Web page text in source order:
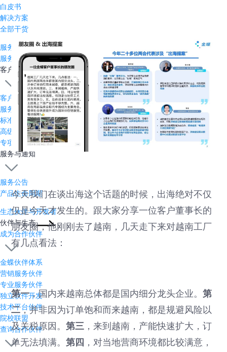
白皮书
解决方案
全部干货
服务支持
服务支持
客户成功
客户成功介绍
服务产品体系
标准成功服务
高级成功服务
专项服务
服务与通知
服务公告
产品生命周期
生态伙伴与开发者
伙伴与生态
成为合作伙伴
金蝶伙伴体系
营销服务伙伴
专业服务伙伴
独立软件开发
技术平台伙伴
院校联盟
查询合作伙伴
今天我们在谈出海这个话题的时候，出海绝对不仅
仅是今天才发生的。跟大家分享一位客户董事长的
朋友圈，他刚刚去了越南，几天走下来对越南工厂
有几点看法：
第一，国内来越南总体都是国内细分龙头企业。第
二，并非因为订单饱和而来越南，都是规避风险以
及关税原因。第三 ，来到越南，产能快速扩大，订
单无法填满。第四 ，对当地营商环境都比较满意，